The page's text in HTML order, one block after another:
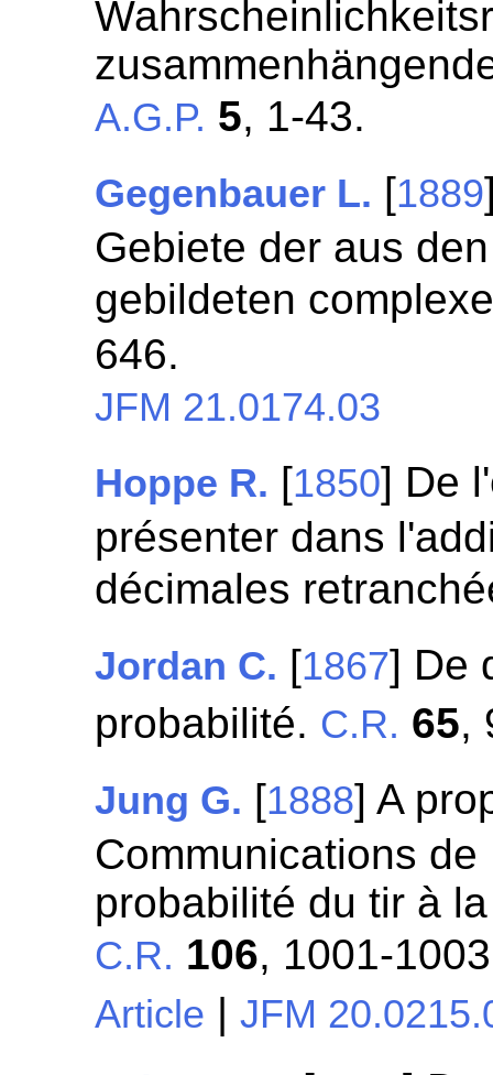
A.G.P. 5, 1-43.
Gegenbauer L. [1889
Gebiete der aus
gebildeten
646.
JFM 21.0174.03
Hoppe R. [1850] De
présenter dans
décimales
Jordan C. [1867] De
probabilité. C.R. 65,
Jung G. [1888] A
Communications
probabilité du tir à
C.R. 106, 1001-
Article |JFM